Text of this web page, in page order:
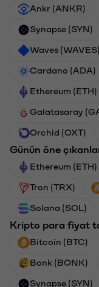
Ankr (ANKR)
Synapse (SYN)
Waves (WAVES)
Cardano (ADA)
Ethereum (ETH)
Galatasaray
Orchid (OXT)
Günün öne
Ethereum (ETH)
Tron (TRX)
Solana (SOL)
Kripto para fiyat
Bitcoin (BTC)
Bonk (BONK)
Synapse (SYN)